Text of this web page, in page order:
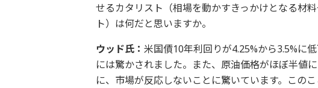
せるカタリスト（相場を動かすきっかけとなる材
ト）は何だと思いますか。
ウッド氏： 米国債10年利回りが4.25%から3.5%に
には驚かされました。また、原油価格がほぼ半値
に、市場が反応しないことに驚いています。このこ